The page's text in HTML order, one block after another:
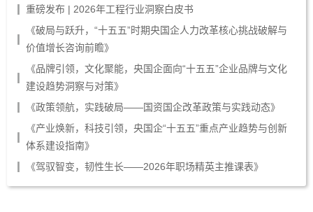
重磅发布 | 2026年工程行业洞察白皮书
《破局与跃升，“十五五”时期央国企人力改革核心挑战破解与
价值增长咨询前瞻》
《品牌引领，文化聚能，央国企面向“十五五”企业品牌与文化
建设趋势洞察与对策》
《政策领航，实践破局——国资国企改革政策与实践动态》
《产业焕新，科技引领，央国企“十五五”重点产业趋势与创新
体系建设指南》
《驾驭智变，韧性生长——2026年职场精英主推课表》